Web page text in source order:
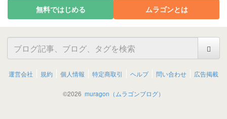
無料ではじめる ムラゴンとは
運営会社 規約 個人情報 特定商取引 ヘルプ 問い合わせ 広告掲載
©2026 muragon（ムラゴンブログ）